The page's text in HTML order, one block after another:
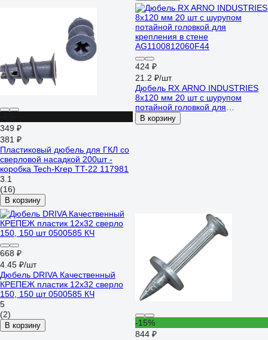
349 ₽
381 ₽
Пластиковый дюбель для ГКЛ со
сверловой насадкой 200шт -
коробка Tech-Krep TT-22 117981
3.1
(16)
В корзину
424 ₽
21.2 ₽/шт
Дюбель RX ARNO INDUSTRIES
8х120 мм 20 шт с шурупом
потайной головкой для
крепления в стене
AG1100812060F44
В корзину
668 ₽
4.45 ₽/шт
Дюбель DRIVA Качественный
КРЕПЕЖ пластик 12x32 сверло
150, 150 шт 0500585 КЧ
5
(2)
В корзину
-15%
844 ₽